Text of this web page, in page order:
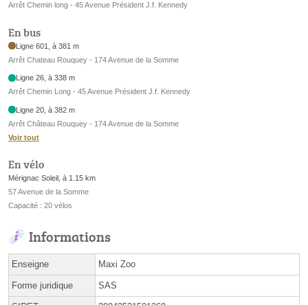
Arrêt Chemin long - 45 Avenue Président J.f. Kennedy
En bus
Ligne 601, à 381 m
Arrêt Chateau Rouquey - 174 Avenue de la Somme
Ligne 26, à 338 m
Arrêt Chemin Long - 45 Avenue Président J.f. Kennedy
Ligne 20, à 382 m
Arrêt Château Rouquey - 174 Avenue de la Somme
Voir tout
En vélo
Mérignac Soleil, à 1.15 km
57 Avenue de la Somme
Capacité : 20 vélos
Informations
Enseigne Maxi Zoo
Forme juridique SAS